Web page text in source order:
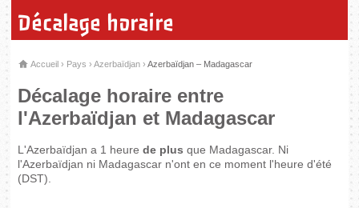
Décalage horaire
Accueil › Pays ›Azerbaïdjan ›Azerbaïdjan – Madagascar
Décalage horaire entre
l'Azerbaïdjan et Madagascar
L'Azerbaïdjan a 1 heurede plus que Madagascar. Ni
l'Azerbaïdjan ni Madagascar n'ont en ce moment l'heure d'été
(DST).